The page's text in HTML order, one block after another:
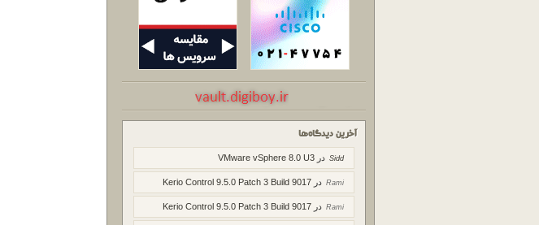
آخرین دیدگاه‌ها
Sidd در VMware vSphere 8.0 U3
Rami در Kerio Control 9.5.0 Patch 3 Build 9017
Rami در Kerio Control 9.5.0 Patch 3 Build 9017